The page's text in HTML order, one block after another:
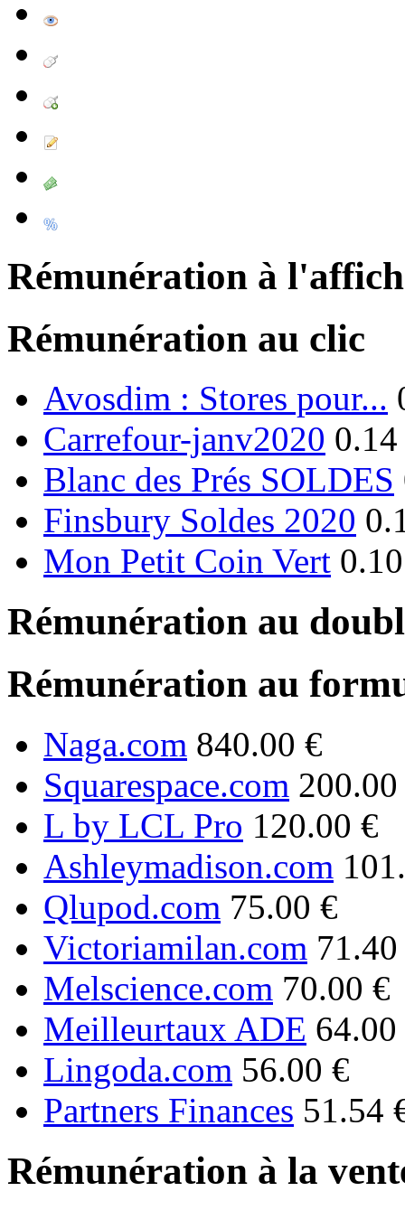
Rémunération à
Rémunération au clic
Avosdim : Stores pour...
Carrefour-janv2020
Blanc des Prés SOLDES
Finsbury Soldes 2020
Mon Petit Coin Vert
Rémunération au
Rémunération au
Naga.com 840.00 €
Squarespace.com
L by LCL Pro 120.00 €
Ashleymadison.com
Qlupod.com 75.00 €
Victoriamilan.com
Melscience.com 70.00 €
Meilleurtaux ADE 64.00
Lingoda.com 56.00 €
Partners Finances 51.54
Rémunération à la